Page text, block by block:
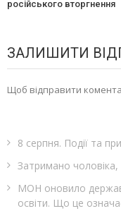
російського вторгнення
ЗАЛИШИТИ
Щоб відправити
8 серпня. Події та
Затримано
МОН оновило
освіти. Що це